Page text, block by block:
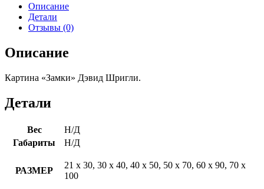
Описание
Детали
Отзывы (0)
Описание
Картина «Замки» Дэвид Шригли.
Детали
Вес
Н/Д
Габариты
Н/Д
РАЗМЕР
21 х 30, 30 х 40, 40 х 50, 50 х 70, 60 х 90, 70 х
100